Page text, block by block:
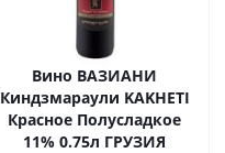
Вино ВАЗИАНИ
Киндзмараули KAKHETI
Красное Полусладкое
11% 0.75л ГРУЗИЯ